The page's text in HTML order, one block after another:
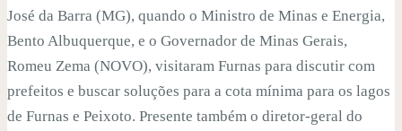
José da Barra (MG), quando o Ministro de Minas e Energia,
Bento Albuquerque, e o Governador de Minas Gerais,
Romeu Zema (NOVO), visitaram Furnas para discutir com
prefeitos e buscar soluções para a cota mínima para os lagos
de Furnas e Peixoto. Presente também o diretor-geral do